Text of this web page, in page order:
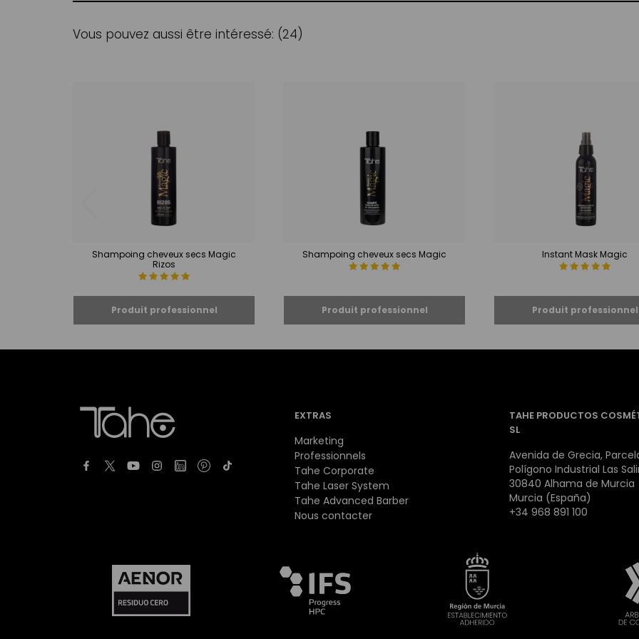
Vous pouvez aussi être intéressé: (24)
Shampoing cheveux secs Magic
Rizos
Shampoing cheveux secs Magic Instant Mask Magic
EXTRAS
Marketing
Professionnels
Tahe Corporate
Tahe Laser System
Tahe Advanced Barber
Nous contacter
TAHE PRODUCTOS
SL
Avenida de Grecia,
Polígono Industrial Las
30840 Alhama de Murcia
Murcia (España)
+34 968 891 100